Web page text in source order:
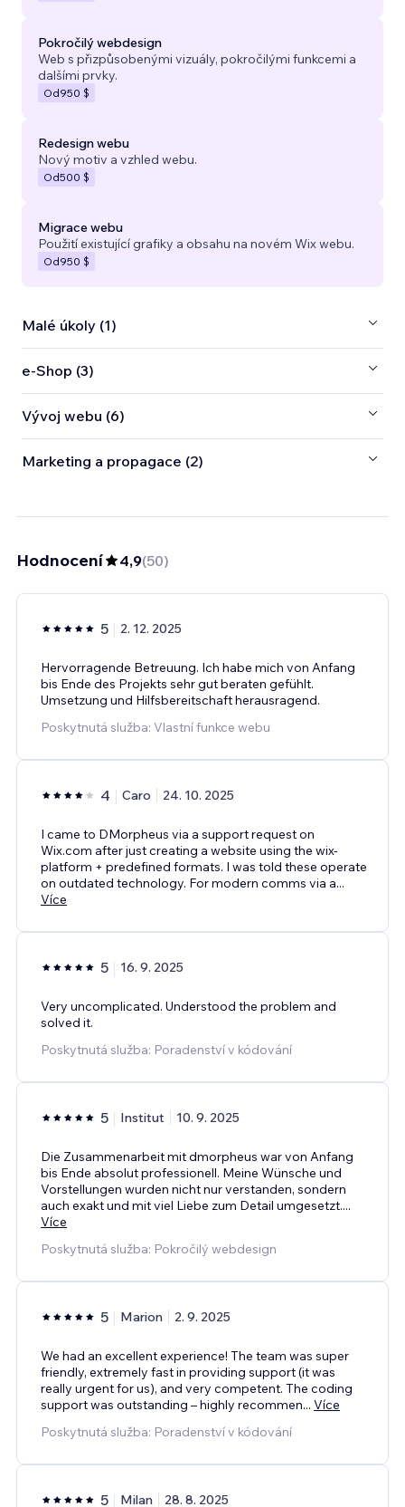
Pokročilý webdesign
Web s přizpůsobenými vizuály, pokročilými funkcemi a
dalšími prvky.
Od950 $
Redesign webu
Nový motiv a vzhled webu.
Od500 $
Migrace webu
Použití existující grafiky a obsahu na novém Wix webu.
Od950 $
Malé úkoly (1)
e‑Shop (3)
Vývoj webu (6)
Marketing a propagace (2)
Hodnocení 4,9(50)
5 2. 12. 2025
Hervorragende Betreuung. Ich habe mich von Anfang
bis Ende des Projekts sehr gut beraten gefühlt.
Umsetzung und Hilfsbereitschaft herausragend.
Poskytnutá služba: Vlastní funkce webu
4 Caro 24. 10. 2025
I came to DMorpheus via a support request on
Wix.com after just creating a website using the wix-
platform + predefined formats. I was told these operate
on outdated technology. For modern comms via a...
Více
5 16. 9. 2025
Very uncomplicated. Understood the problem and
solved it.
Poskytnutá služba: Poradenství v kódování
5 Institut 10. 9. 2025
Die Zusammenarbeit mit dmorpheus war von Anfang
bis Ende absolut professionell. Meine Wünsche und
Vorstellungen wurden nicht nur verstanden, sondern
auch exakt und mit viel Liebe zum Detail umgesetzt....
Více
Poskytnutá služba: Pokročilý webdesign
5 Marion 2. 9. 2025
We had an excellent experience! The team was super
friendly, extremely fast in providing support (it was
really urgent for us), and very competent. The coding
support was outstanding – highly recommen... Více
Poskytnutá služba: Poradenství v kódování
5 Milan 28. 8. 2025